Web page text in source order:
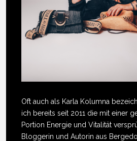
Oft auch als Karla Kolumna
ich bereits seit 2011 die mit einer
Portion Energie und Vitalität
Bloggerin und Autorin aus